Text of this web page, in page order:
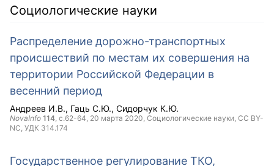
Социологические науки
Распределение дорожно-транспортных
происшествий по местам их совершения на
территории Российской Федерации в
весенний период
Андреев И.В. Гаць С.Ю. Сидорчук К.Ю.
NovaInfo 114, с.62-64, 20 марта 2020, Социологические науки, CC BY-
NC, УДК 314.174
Государственное регулирование ТКО,